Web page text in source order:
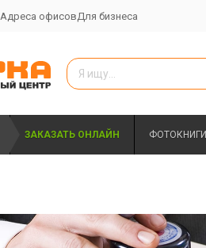
Адреса офисов Для бизнеса
ЗАКАЗАТЬ ОНЛАЙН ФОТОКНИГИ